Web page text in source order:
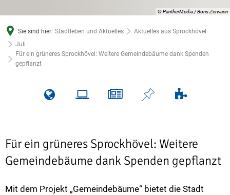
© PantherMedia / Boris Zerwann
Sie sind hier: Stadtleben und Aktuelles
Aktuelles aus Sprockhövel
Juli
Für ein grüneres Sprockhövel: Weitere Gemeindebäume dank Spenden
gepflanzt
Für ein grüneres Sprockhövel: Weitere
Gemeindebäume dank Spenden gepflanzt
Mit dem Projekt „Gemeindebäume“ bietet die Stadt